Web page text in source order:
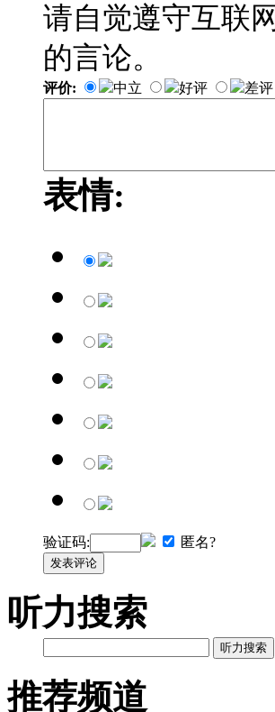
请自觉遵守互联
的言论。
评价: 中立 好评 差评
表情:
验证码: 匿名?
发表评论
听力搜索
听力搜索
推荐频道